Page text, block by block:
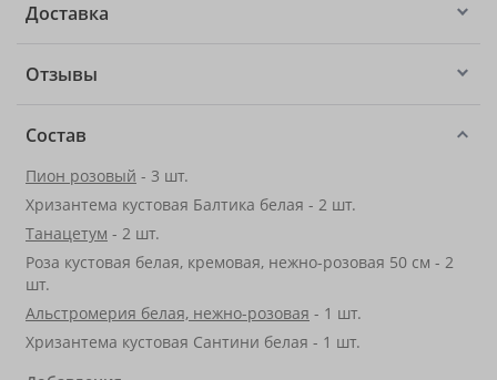
Доставка
Отзывы
Состав
Пион розовый - 3 шт.
Хризантема кустовая Балтика белая - 2 шт.
Танацетум - 2 шт.
Роза кустовая белая, кремовая, нежно-розовая 50 см - 2
шт.
Альстромерия белая, нежно-розовая - 1 шт.
Хризантема кустовая Сантини белая - 1 шт.